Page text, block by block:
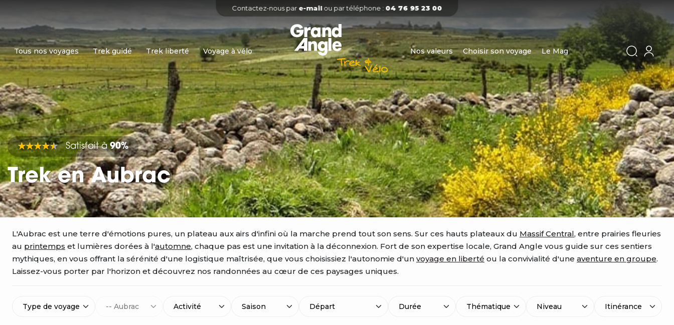
Contactez-nous pare-mailou par téléphone : 04 76 95 23 00
Tous nos voyages Trek guidé Trek liberté Voyage à vélo Nos valeurs Choisir son voyage Le Mag
Satisfait à90%
Trek en Aubrac
L'Aubrac est une terre d'émotions pures, un plateau aux airs d'infini où la marche prend tout son sens. Sur ces hauts plateaux du Massif Central, entre prairies fleuries
au printemps et lumières dorées à l'automne, chaque pas est une invitation à la déconnexion. Fort de son expertise locale, Grand Angle vous guide sur ces sentiers
mythiques, en vous offrant la sérénité d'une logistique maîtrisée, que vous choisissiez l'autonomie d'un voyage en liberté ou la convivialité d'une aventure en groupe.
Laissez-vous porter par l'horizon et découvrez nos randonnées au cœur de ces paysages uniques.
Type de voyage -- Aubrac Activité Saison Départ Durée Thématique Niveau Itinérance